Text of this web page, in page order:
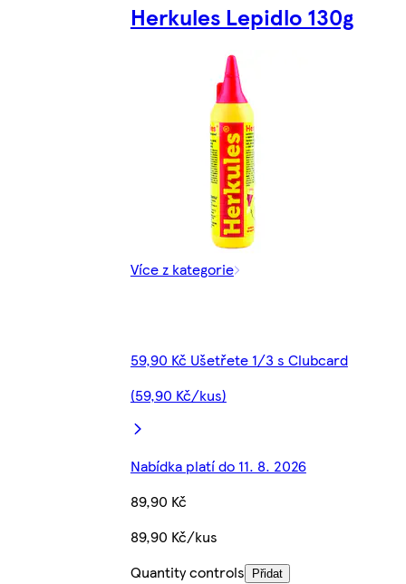
Herkules Lepidlo 130g
Více z kategorie
59,90 Kč Ušetřete 1/3 s Clubcard
(59,90 Kč/kus)
Nabídka platí do 11. 8. 2026
89,90 Kč
89,90 Kč/kus
Quantity controls
Přidat